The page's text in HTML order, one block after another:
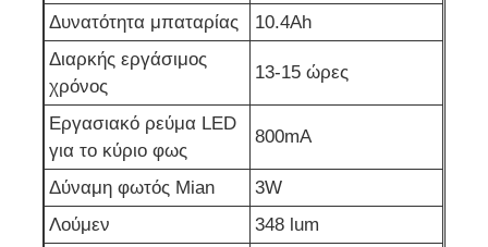
Σχάρα φορτιστή
Υπόγεια ορυχεία
Καυτά πωλώντας προϊόντα
Δυνατότητα μπαταρίας
10.4Ah
Διαρκής εργάσιμος
χρόνος
13-15 ώρες
Εργασιακό ρεύμα LED
για το κύριο φως
800mA
Δύναμη φωτός Mian
3W
Λούμεν
348 lum